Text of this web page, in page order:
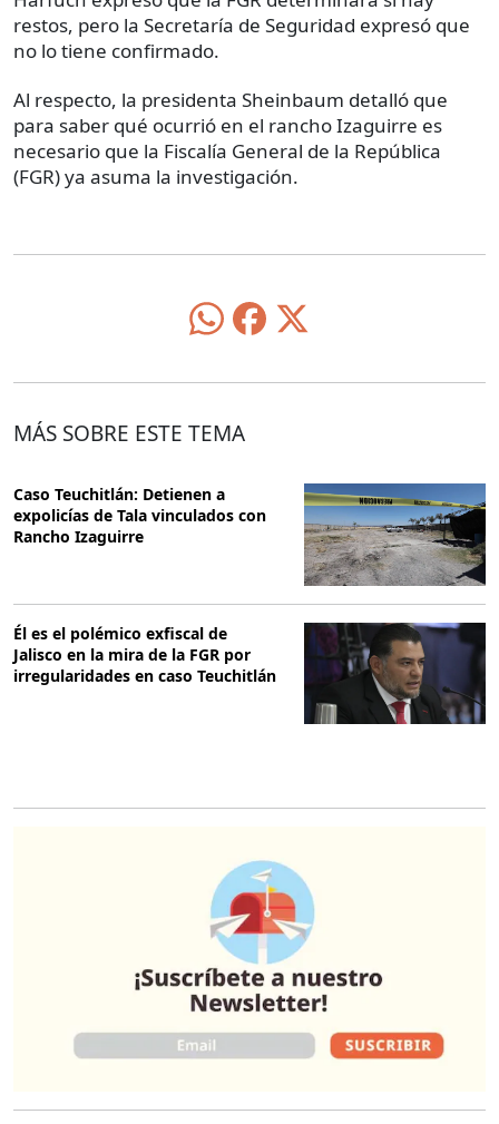
restos, pero la Secretaría de Seguridad expresó que
no lo tiene confirmado.
Al respecto, la presidenta Sheinbaum detalló que
para saber qué ocurrió en el rancho Izaguirre es
necesario que la Fiscalía General de la República
(FGR) ya asuma la investigación.
MÁS SOBRE ESTE TEMA
Caso Teuchitlán: Detienen a
expolicías de Tala vinculados con
Rancho Izaguirre
Él es el polémico exfiscal de
Jalisco en la mira de la FGR por
irregularidades en caso Teuchitlán